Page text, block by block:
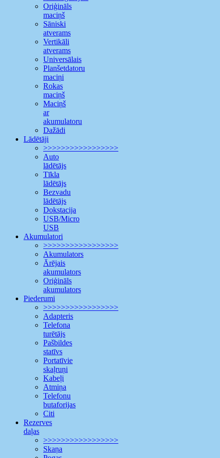
Oriģināls
maciņš
Sāniski
atverams
Vertikāli
atverams
Universālais
Planšetdatoru
maciņi
Rokas
maciņš
Maciņš
ar
akumulatoru
Dažādi
Lādētāji
>>>>>>>>>>>>>>>>>
Auto
lādētājs
Tīkla
lādētājs
Bezvadu
lādētājs
Dokstacija
USB/Micro
USB
Akumulatori
>>>>>>>>>>>>>>>>>
Akumulators
Ārējais
akumulators
Oriģināls
akumulators
Piederumi
>>>>>>>>>>>>>>>>>
Adapteris
Telefona
turētājs
Pašbildes
statīvs
Portatīvie
skaļruņi
Kabeļi
Atmiņa
Telefonu
butaforijas
Citi
Rezerves
daļas
>>>>>>>>>>>>>>>>>
Skaņa